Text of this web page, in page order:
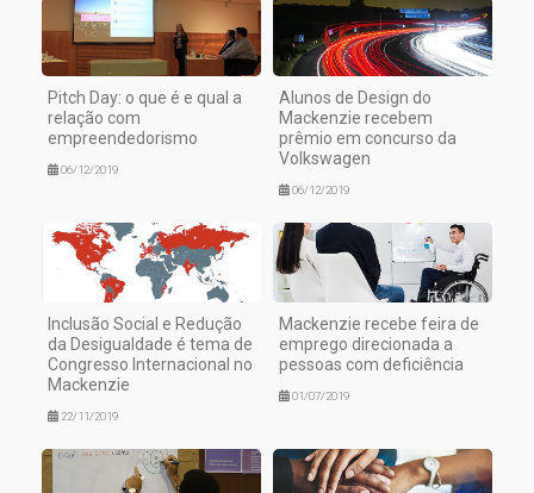
Pitch Day: o que é e qual a
relação com
empreendedorismo
06/12/2019
Alunos de Design do
Mackenzie recebem
prêmio em concurso da
Volkswagen
06/12/2019
Inclusão Social e Redução
da Desigualdade é tema de
Congresso Internacional no
Mackenzie
22/11/2019
Mackenzie recebe feira de
emprego direcionada a
pessoas com deficiência
01/07/2019